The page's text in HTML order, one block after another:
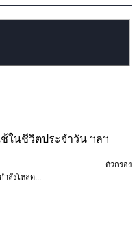
ในชีวิตประจำวัน ฯลฯ
ตัวกรอง
กำลังโหลด...